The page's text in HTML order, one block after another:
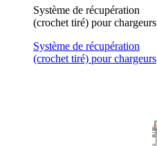
Système de récupération
(crochet tiré) pour chargeurs
Système de récupération
(crochet tiré) pour chargeurs